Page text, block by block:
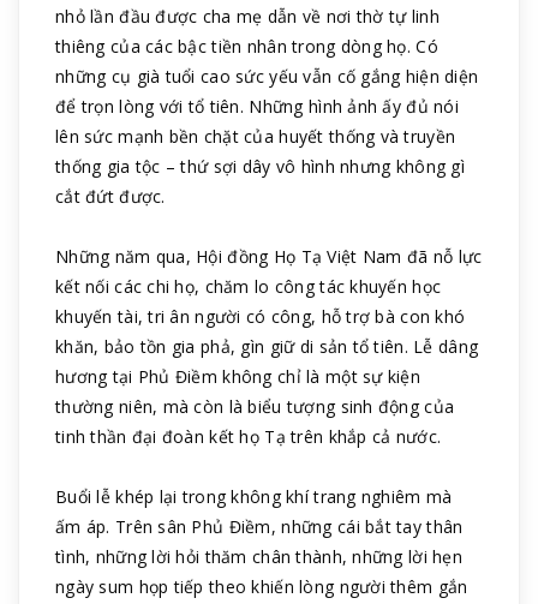
nhỏ lần đầu được cha mẹ dẫn về nơi thờ tự linh
thiêng của các bậc tiền nhân trong dòng họ. Có
những cụ già tuổi cao sức yếu vẫn cố gắng hiện diện
để trọn lòng với tổ tiên. Những hình ảnh ấy đủ nói
lên sức mạnh bền chặt của huyết thống và truyền
thống gia tộc – thứ sợi dây vô hình nhưng không gì
cắt đứt được.
Những năm qua, Hội đồng Họ Tạ Việt Nam đã nỗ lực
kết nối các chi họ, chăm lo công tác khuyến học
khuyến tài, tri ân người có công, hỗ trợ bà con khó
khăn, bảo tồn gia phả, gìn giữ di sản tổ tiên. Lễ dâng
hương tại Phủ Điềm không chỉ là một sự kiện
thường niên, mà còn là biểu tượng sinh động của
tinh thần đại đoàn kết họ Tạ trên khắp cả nước.
Buổi lễ khép lại trong không khí trang nghiêm mà
ấm áp. Trên sân Phủ Điềm, những cái bắt tay thân
tình, những lời hỏi thăm chân thành, những lời hẹn
ngày sum họp tiếp theo khiến lòng người thêm gắn